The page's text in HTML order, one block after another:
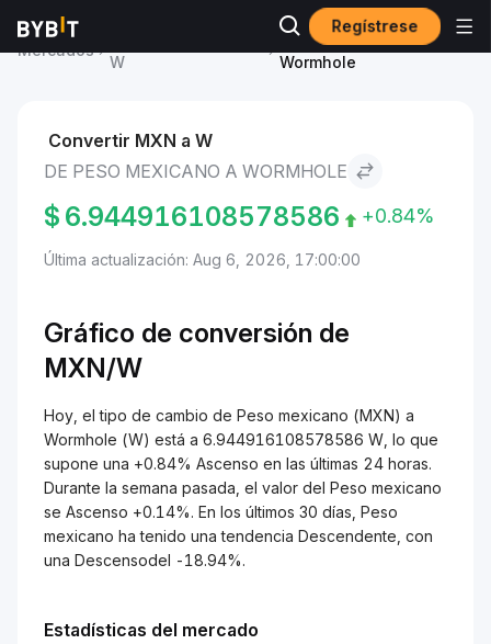
Regístrese
Mercados
W
Peso mexicano to
Wormhole
Convertir MXN a W
DE PESO MEXICANO A WORMHOLE
$ 6.944916108578586 +0.84%
Última actualización: Aug 6, 2026, 17:00:00
Gráfico de conversión de
MXN/W
Hoy, el tipo de cambio de Peso mexicano (MXN) a
Wormhole (W) está a 6.944916108578586 W, lo que
supone una +0.84% Ascenso en las últimas 24 horas.
Durante la semana pasada, el valor del Peso mexicano
se Ascenso +0.14%. En los últimos 30 días, Peso
mexicano ha tenido una tendencia Descendente, con
una Descensodel -18.94%.
Estadísticas del mercado